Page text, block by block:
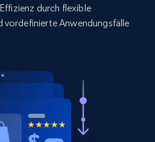
Jetzt anfangen
Product description,
Initial price, Discount,
durch flexible
vordefinierte Anwendungsfälle